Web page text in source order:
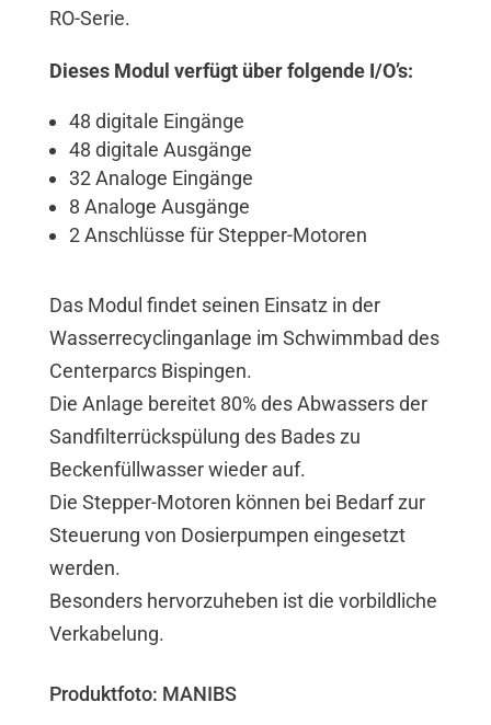
RO-Serie.
Dieses Modul verfügt über folgende I/O’s:
48 digitale Eingänge
48 digitale Ausgänge
32 Analoge Eingänge
8 Analoge Ausgänge
2 Anschlüsse für Stepper-Motoren
Das Modul findet seinen Einsatz in der
Wasserrecyclinganlage im Schwimmbad des
Centerparcs Bispingen.
Die Anlage bereitet 80% des Abwassers der
Sandfilterrückspülung des Bades zu
Beckenfüllwasser wieder auf.
Die Stepper-Motoren können bei Bedarf zur
Steuerung von Dosierpumpen eingesetzt
werden.
Besonders hervorzuheben ist die vorbildliche
Verkabelung.
Produktfoto: MANIBS